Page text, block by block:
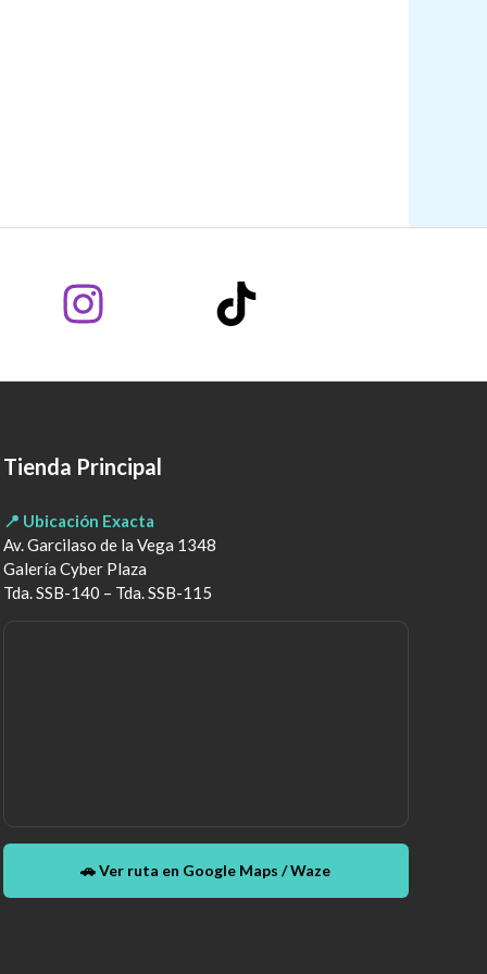
Tienda Principal
📍 Ubicación Exacta
Av. Garcilaso de la Vega 1348
Galería Cyber Plaza
Tda. SSB-140 – Tda. SSB-115
🚗 Ver ruta en Google Maps / Waze